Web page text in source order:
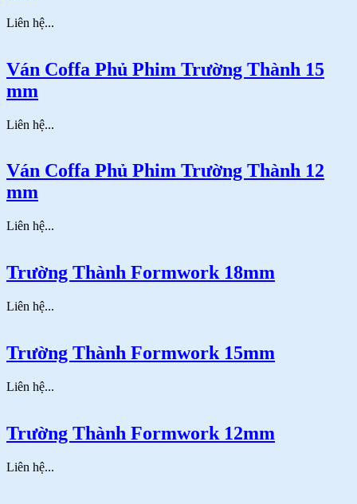
Liên hệ...
Ván Coffa Phủ Phim Trường Thành 15
mm
Liên hệ...
Ván Coffa Phủ Phim Trường Thành 12
mm
Liên hệ...
Trường Thành Formwork 18mm
Liên hệ...
Trường Thành Formwork 15mm
Liên hệ...
Trường Thành Formwork 12mm
Liên hệ...